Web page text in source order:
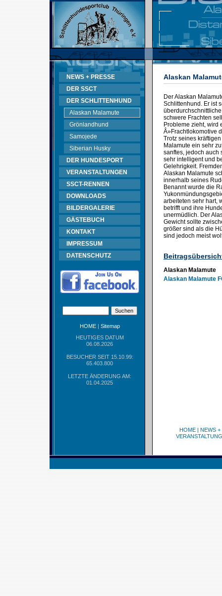
NEWS + PRESSE
DER SSCT
DER SCHLITTENHUND
Alaskan Malamute
Grönlandhund
Samojede
Siberian Husky
DER HUNDESPORT
VERANSTALTUNGEN
SSCT-RENNEN
DOWNLOADS
BILDERGALERIE
GÄSTEBUCH
KONTAKT
IMPRESSUM
DATENSCHUTZ
HOME| Sitemap
HEUTIGES DATUM
06.08.2026
BESUCHER SEIT 15.10.99:
65.403.800
LETZTE ÄNDERUNG AM:
01.04.2025
Alaskan
Der Alaskan
Schlittenhund. Er ist
schwere Frachten
Probleme zieht, wird
Â»Frachtlokomotive
Trotz seines
Malamute ein sehr
sanftes, jedoch auch
sehr intelligent und
Gelehrigkeit.
Alaskan Malamute
innerhalb seines
Benannt wurde die
arbeiteten sehr hart,
betrifft und ihre
unermüdlich. Der
Gewicht sollte
größer sind als die
sind jedoch meist
Alaskan Malamute
Alaskan Malamute
HOME | NEWS +